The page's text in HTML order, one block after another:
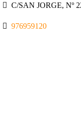
C/SAN JORGE, Nº
976959120